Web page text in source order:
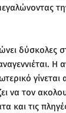
δύσκολες
Η
να τον
και τις